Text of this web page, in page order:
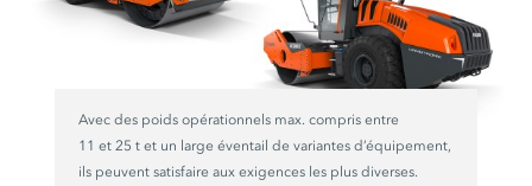
Avec des poids opérationnels max. compris entre
11 et 25 tet un large éventail de variantes d’équipement,
ils peuvent satisfaire aux exigences les plus diverses.